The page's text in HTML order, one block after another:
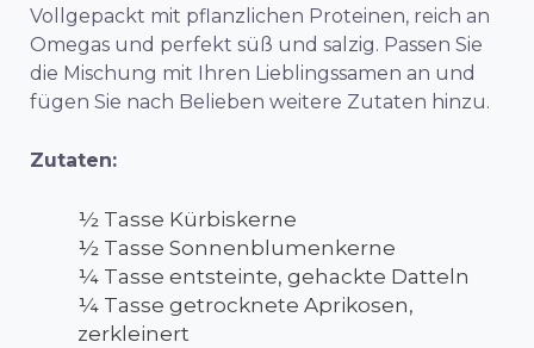
Vollgepackt mit pflanzlichen Proteinen, reich an
Omegas und perfekt süß und salzig. Passen Sie
die Mischung mit Ihren Lieblingssamen an und
fügen Sie nach Belieben weitere Zutaten hinzu.
Zutaten:
½ Tasse Kürbiskerne
½ Tasse Sonnenblumenkerne
¼ Tasse entsteinte, gehackte Datteln
¼ Tasse getrocknete Aprikosen,
zerkleinert